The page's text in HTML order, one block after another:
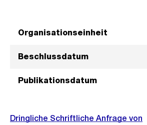
Organisationseinheit
Beschlussdatum
Publikationsdatum
Dringliche Schriftliche Anfrage von